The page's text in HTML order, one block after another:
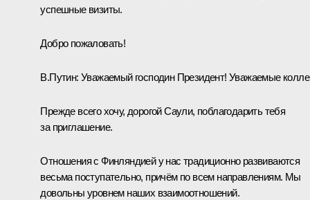
успешные визиты.
Добро пожаловать!
В.Путин: Уважаемый господин Президент! Уважаемые
Прежде всего хочу, дорогой Саули, поблагодарить тебя
за приглашение.
Отношения с Финляндией у нас традиционно развиваются
весьма поступательно, причём по всем направлениям. Мы
довольны уровнем наших взаимоотношений.